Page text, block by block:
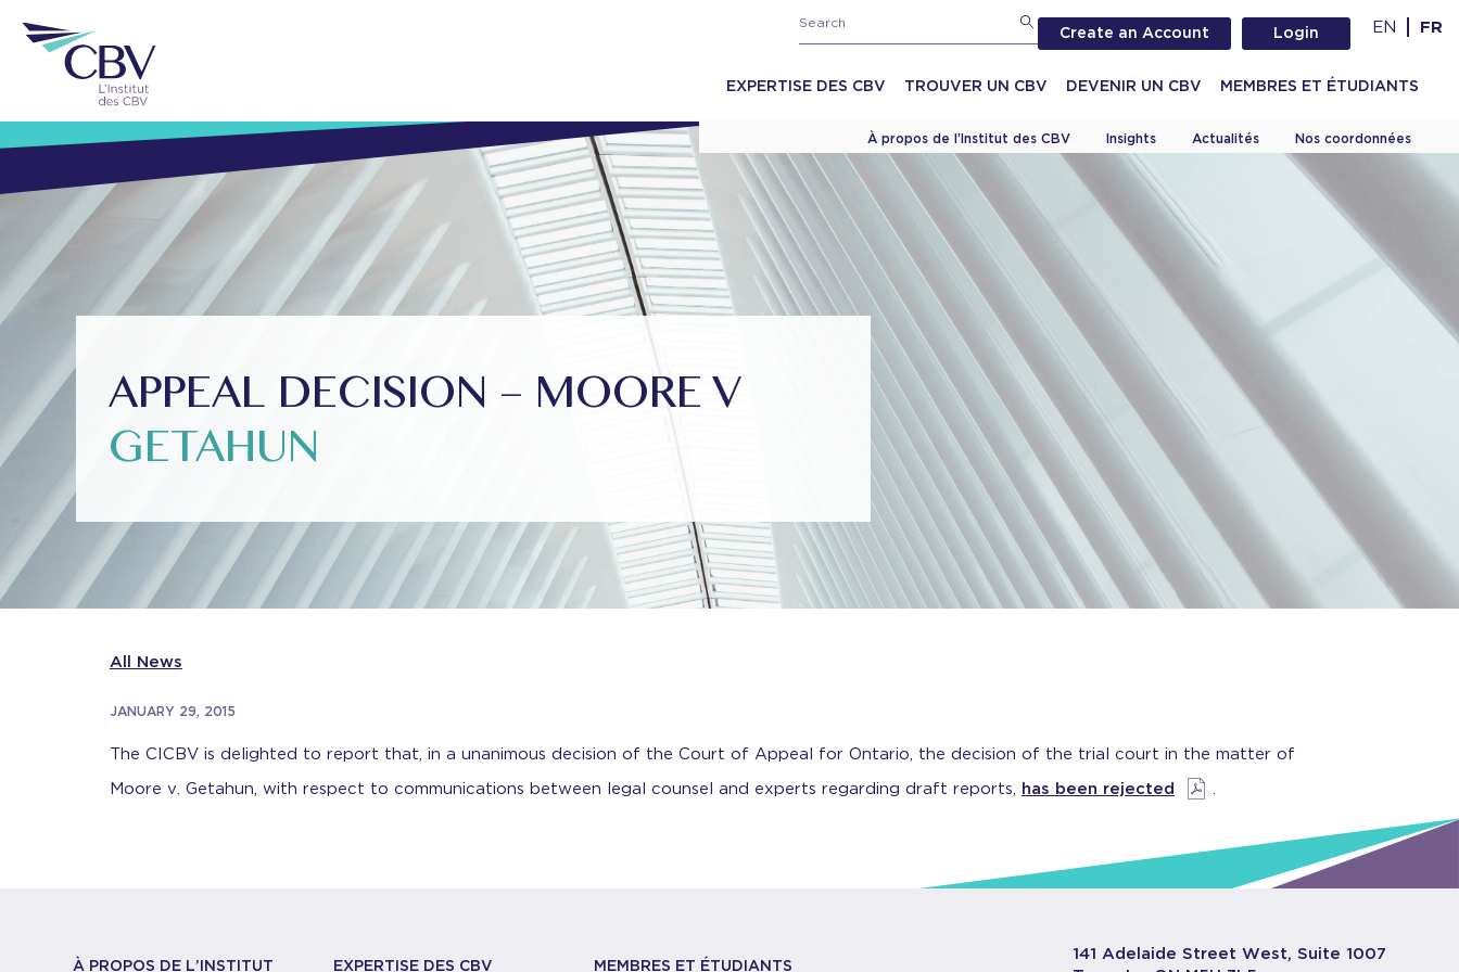
Create an Account Login EN FR
EXPERTISE DES CBV TROUVER UN CBV DEVENIR UN CBV MEMBRES ET ÉTUDIANTS
À propos de l’Institut des CBV Insights Actualités Nos coordonnées
APPEAL DECISION – MOORE V
GETAHUN
All News
JANUARY 29, 2015
The CICBV is delighted to report that, in a unanimous decision of the Court of Appeal for Ontario, the decision of the trial court in the matter of
Moore v. Getahun, with respect to communications between legal counsel and experts regarding draft reports, has been rejected .
À PROPOS DE L’INSTITUT EXPERTISE DES CBV MEMBRES ET ÉTUDIANTS
141 Adelaide Street West, Suite 1007